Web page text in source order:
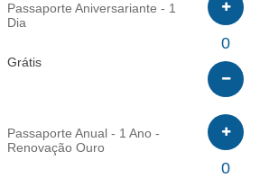
Passaporte Aniversariante - 1
Dia
Grátis
0
Passaporte Anual - 1 Ano -
Renovação Ouro
0